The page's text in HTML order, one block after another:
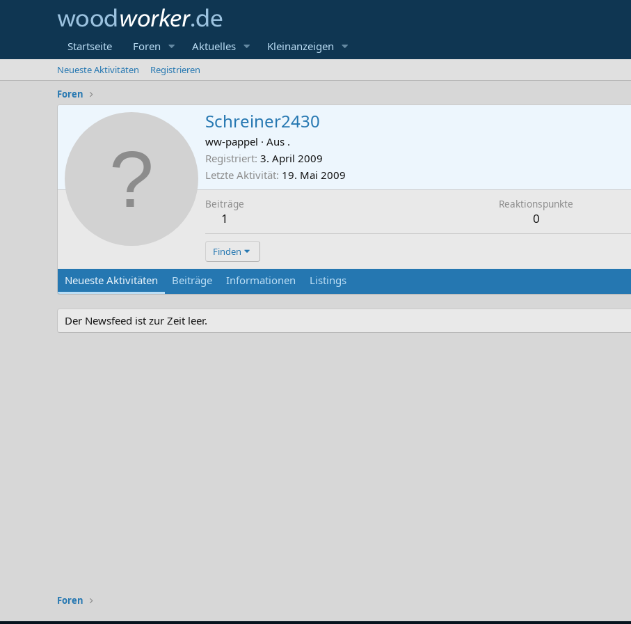
Startseite Foren Aktuelles Kleinanzeigen
Neueste Aktivitäten
Registrieren
Foren
Schreiner2430
ww-pappel · Aus .
Registriert 3. April 2009
Letzte Aktivität 19. Mai 2009
Beiträge
1
Reaktionspunkte
0
Finden
Neueste Aktivitäten Beiträge Informationen Listings
Der Newsfeed ist zur Zeit leer.
Foren